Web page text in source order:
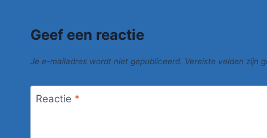
Geef een reactie
Je e-mailadres wordt niet gepubliceerd. Vereiste velden zijn
Reactie *